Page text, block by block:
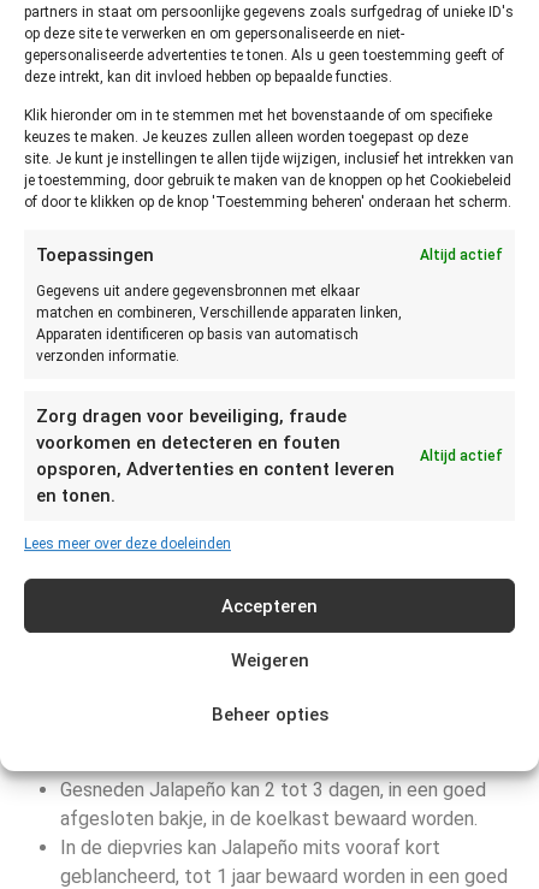
partners in staat om persoonlijke gegevens zoals surfgedrag of unieke ID's
op deze site te verwerken en om gepersonaliseerde en niet-
gepersonaliseerde advertenties te tonen. Als u geen toestemming geeft of
deze intrekt, kan dit invloed hebben op bepaalde functies.
Klik hieronder om in te stemmen met het bovenstaande of om specifieke
keuzes te maken. Je keuzes zullen alleen worden toegepast op deze
site. Je kunt je instellingen te allen tijde wijzigen, inclusief het intrekken van
je toestemming, door gebruik te maken van de knoppen op het Cookiebeleid
of door te klikken op de knop 'Toestemming beheren' onderaan het scherm.
Toepassingen Altijd actief
Gegevens uit andere gegevensbronnen met elkaar
matchen en combineren, Verschillende apparaten linken,
Apparaten identificeren op basis van automatisch
verzonden informatie.
Zorg dragen voor beveiliging, fraude
voorkomen en detecteren en fouten
opsporen, Advertenties en content leveren
en tonen.
Altijd actief
Lees meer over deze doeleinden
Accepteren
Weigeren
Beheer opties
Jalapeño (in
blik / pot)
ongeopend:
THT
enkele
weken
n.v.t.
Hoe kun je vaststellen of
Jalapeño niet meer goed is?
vaststellen of
Jalapeño niet
meer goed is
ruiken en
proeven. Als de
Jalapeño rotte
plekken heeft, beschadigd, slap, of beschimmeld is dient zij
Jalapeños troebel is en niet meer goed ruikt dan dient het
product weggegooid te worden.
Hoe lang kun je Jalapeño
Hele Jalapeño kan 1 week in de groentelade van je
Gesneden Jalapeño kan 2 tot 3 dagen, in een goed
afgesloten bakje, in de koelkast bewaard worden.
In de diepvries kan Jalapeño mits vooraf kort
geblancheerd, tot 1 jaar bewaard worden in een goed